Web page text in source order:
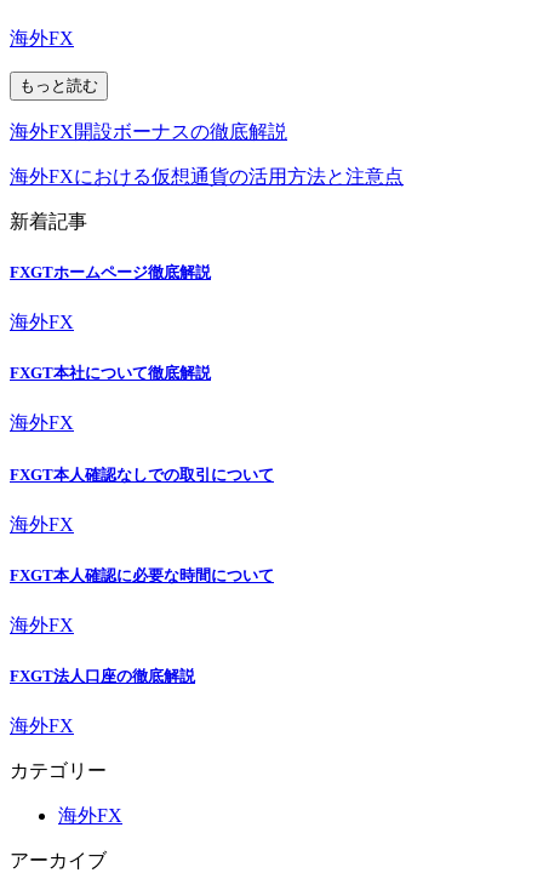
海外FX
もっと読む
海外FX開設ボーナスの徹底解説
海外FXにおける仮想通貨の活用方法と注意点
新着記事
FXGTホームページ徹底解説
海外FX
FXGT本社について徹底解説
海外FX
FXGT本人確認なしでの取引について
海外FX
FXGT本人確認に必要な時間について
海外FX
FXGT法人口座の徹底解説
海外FX
カテゴリー
海外FX
アーカイブ